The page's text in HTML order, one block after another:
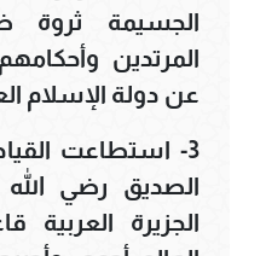
الجسيمة ثروة
المرتدين
عن دولة الإسلام
3- استطاعت
الصديق رضي
الجزيرة العربية